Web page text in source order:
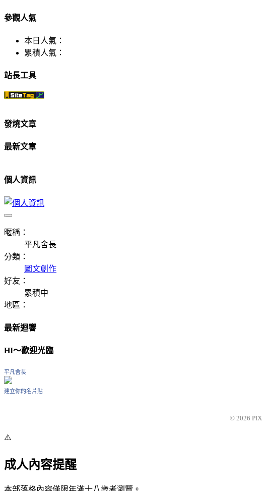
參觀人氣
本日人氣：
累積人氣：
站長工具
發燒文章
最新文章
個人資訊
暱稱：
平凡舍長
分類：
圖文創作
好友：
累積中
地區：
最新迴響
HI～歡迎光臨
平凡舍長
建立你的名片貼
© 2026
⚠️
成人內容提醒